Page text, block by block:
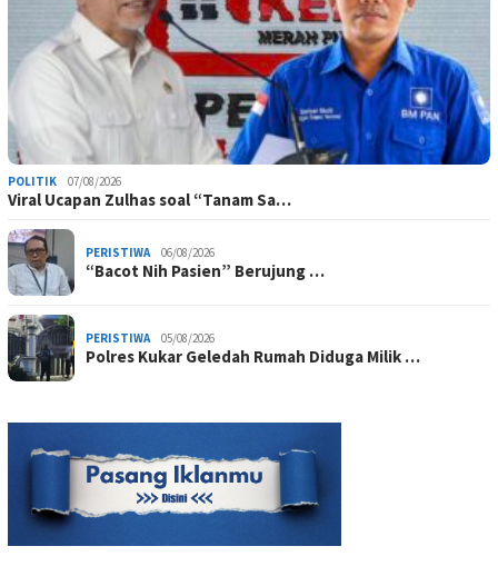
POLITIK 07/08/2026
Viral Ucapan Zulhas soal “Tanam Sa…
PERISTIWA 06/08/2026
“Bacot Nih Pasien” Berujung …
PERISTIWA 05/08/2026
Polres Kukar Geledah Rumah Diduga Milik …